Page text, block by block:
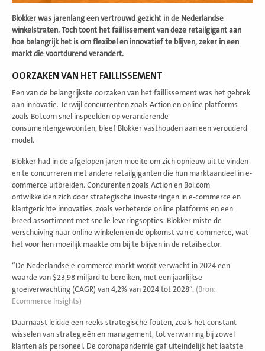
Blokker was jarenlang een vertrouwd gezicht in de Nederlandse
winkelstraten. Toch toont het faillissement van deze retailgigant aan
hoe belangrijk het is om flexibel en innovatief te blijven, zeker in een
markt die voortdurend verandert.
OORZAKEN VAN HET FAILLISSEMENT
Een van de belangrijkste oorzaken van het faillissement was het gebrek
aan innovatie. Terwijl concurrenten zoals Action en online platforms
zoals Bol.com snel inspeelden op veranderende
consumentengewoonten, bleef Blokker vasthouden aan een verouderd
model.
Blokker had in de afgelopen jaren moeite om zich opnieuw uit te vinden
en te concurreren met andere retailgiganten die hun marktaandeel in e-
commerce uitbreiden. Concurenten zoals Action en Bol.com
ontwikkelden zich door strategische investeringen in e-commerce en
klantgerichte innovaties, zoals verbeterde online platforms en een
breed assortiment met snelle leveringsopties. Blokker miste de
verschuiving naar online winkelen en de opkomst van e-commerce, wat
het voor hen moeilijk maakte om bij te blijven in de retailsector.
“De Nederlandse e-commerce markt wordt verwacht in 2024 een
waarde van $23,98 miljard te bereiken, met een jaarlijkse
groeiverwachting (CAGR) van 4,2% van 2024 tot 2028”​. (Bron:
Ecommerce Insights)
Daarnaast leidde een reeks strategische fouten, zoals het constant
wisselen van strategieën en management, tot verwarring bij zowel
klanten als personeel. De coronapandemie gaf uiteindelijk het laatste